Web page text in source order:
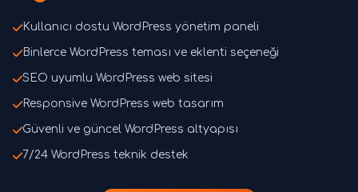
Kullanıcı dostu WordPress yönetim paneli
Binlerce WordPress teması ve eklenti seçeneği
SEO uyumlu WordPress web sitesi
Responsive WordPress web tasarım
Güvenli ve güncel WordPress altyapısı
7/24 WordPress teknik destek